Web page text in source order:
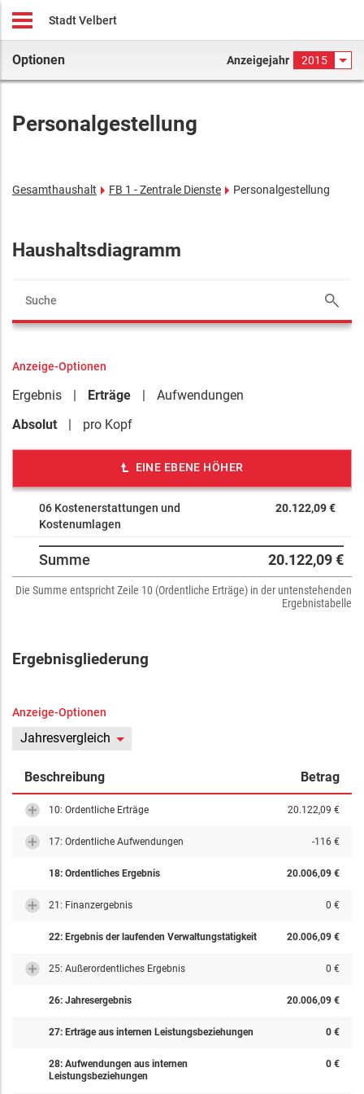
Stadt Velbert
Optionen Anzeigejahr 2015
Personalgestellung
Gesamthaushalt FB 1 - Zentrale Dienste Personalgestellung
Haushaltsdiagramm
Anzeige-Optionen
Ergebnis Erträge
Aufwendungen
Absolut
pro Kopf
EINE EBENE HÖHER
06 Kostenerstattungen und
Kostenumlagen
20.122,09 €
Summe 20.122,09 €
Die Summe entspricht Zeile 10 (Ordentliche Erträge) in der untenstehenden
Ergebnistabelle
Ergebnisgliederung
Anzeige-Optionen
Jahresvergleich
Beschreibung Betrag
10: Ordentliche Erträge 20.122,09 €
17: Ordentliche Aufwendungen -116 €
18: Ordentliches Ergebnis 20.006,09 €
21: Finanzergebnis 0 €
22: Ergebnis der laufenden Verwaltungstätigkeit 20.006,09 €
25: Außerordentliches Ergebnis 0 €
26: Jahresergebnis 20.006,09 €
27: Erträge aus internen Leistungsbeziehungen 0 €
28: Aufwendungen aus internen
Leistungsbeziehungen
0 €